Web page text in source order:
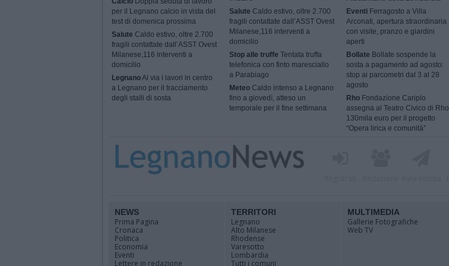
per il Legnano calcio in vista del
test di domenica prossima
Salute Caldo estivo, oltre 2.700
fragili contattate dall’ASST Ovest
Milanese,116 interventi a
domicilio
LegnanoAl via i lavori in centro
a Legnano per il tracciamento
degli stalli di sosta
Salute Caldo estivo, oltre 2.700
fragili contattate dall’ASST Ovest
Milanese,116 interventi a
domicilio
Stop alle truffe Tentata truffa
telefonica con finto maresciallo
a Parabiago
MeteoCaldo intenso a Legnano
fino a giovedì, atteso un
temporale per il fine settimana
Eventi Ferragosto a Villa
Arconati, apertura straordinaria
con visite, pranzo e giardini
aperti
Bollate Bollate sospende la
sosta a pagamento ad agosto:
stop ai parcometri dal 3 al 28
agosto
Rho Fondazione Cariplo
assegna al Teatro Civico di Rho
130mila euro per il progetto
“Opera lirica e comunità”
NEWS
Prima Pagina
Cronaca
Politica
Economia
Eventi
Lettere in redazione
TERRITORI
Legnano
Alto Milanese
Rhodense
Varesotto
Lombardia
Tutti i comuni
MULTIMEDIA
Gallerie Fotografiche
Web TV